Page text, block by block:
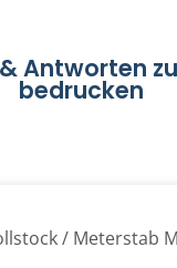
Antworten
bedrucken
/ Meterstab